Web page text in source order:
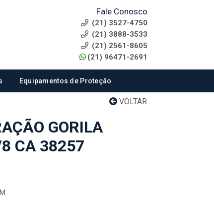
Fale Conosco
(21) 3527-4750
(21) 3888-3533
(21) 2561-8605
(21) 96471-2691
Equipamentos de Proteção
VOLTAR
GORILA
CA 38257